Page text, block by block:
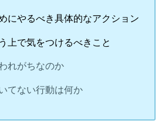
にやるべき具体的なアクション
上で気をつけるべきこと
れがちなのか
てない行動は何か